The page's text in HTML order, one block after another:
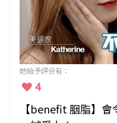
她給予評分有：
4
【benefit 胭脂】